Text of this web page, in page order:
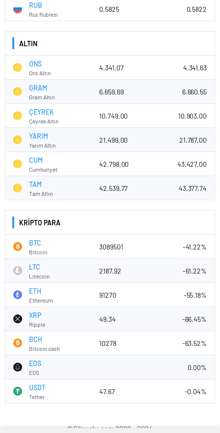
RUB
Rus Rublesi
0,5825 0,5822
ALTIN
ONS
Ons Altın
4.341,07 4.341,63
GRAM
Gram Altın
6.659,69 6.660,55
ÇEYREK
Çeyrek Altın
10.749,00 10.903,00
YARIM
Yarım Altın
21.499,00 21.787,00
CUM
Cumhuriyet
42.798,00 43.427,00
TAM
Tam Altın
42.539,77 43.377,74
KRİPTO PARA
BTC
Bitcoin
3089501 -41.22%
LTC
Litecoin
2187.92 -61.22%
ETH
Ethereum
91270 -55.18%
XRP
Ripple
49.34 -66.45%
BCH
Bitcoin cash
10278 -63.52%
EOS
EOS
0.00%
USDT
Tether
47.67 -0.04%
©Silayolu.com 2002 - 2024